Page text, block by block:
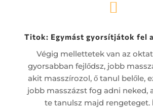

Titok: Egymást gyorsítjátok fel
Végig mellettetek van az
gyorsabban fejlődsz, jobb
akit masszírozol, ő tanul belőle,
jobb masszázst fog adni neked,
te tanulsz majd rengeteget.